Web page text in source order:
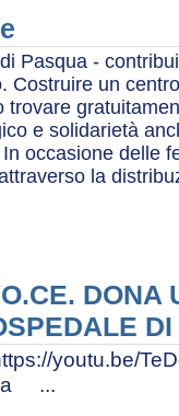
Pasqua -
Costruire un
trovare
e solidarietà
occasione delle
la
DONA
youtu.be/
...